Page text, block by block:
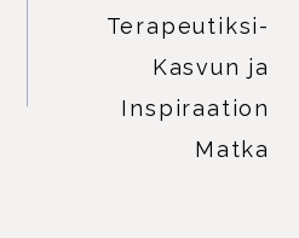
Terapeutiksi-
Kasvun ja
Inspiraation
Matka